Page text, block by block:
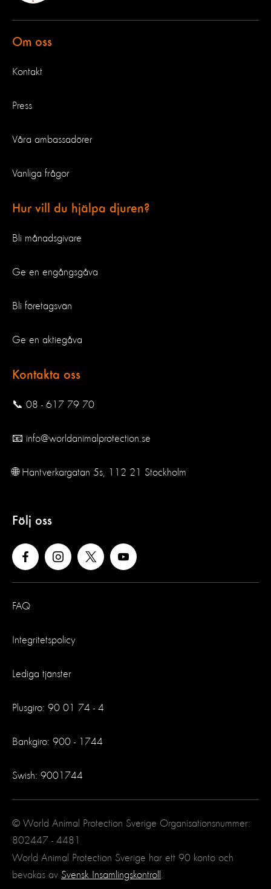
Om oss
Kontakt
Press
Våra ambassadörer
Vanliga frågor
Hur vill du hjälpa djuren?
Bli månadsgivare
Ge en engångsgåva
Bli företagsvän
Ge en aktiegåva
Kontakta oss
📞 08 - 617 79 70
📧 info@worldanimalprotection.se
🌐 Hantverkargatan 5s, 112 21 Stockholm
Följ oss
FAQ
Integritetspolicy
Lediga tjänster
Plusgiro: 90 01 74 - 4
Bankgiro: 900 - 1744
Swish: 9001744
© World Animal Protection Sverige Organisationsnummer:
802447 - 4481
World Animal Protection Sverige har ett 90 konto och
bevakas av Svensk Insamlingskontroll